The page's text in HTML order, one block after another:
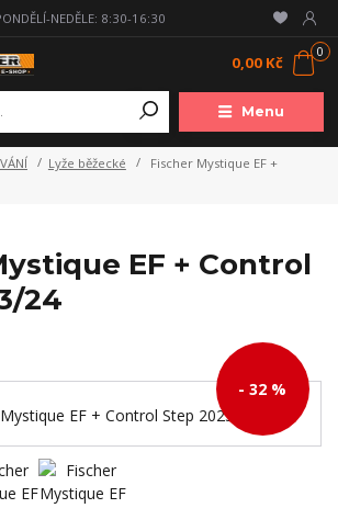
Menu
NEDĚLE: 8:30-16:30
0
0,00 Kč
Lyže běžecké
Fischer Mystique EF +
EF + Control
24
- 32 %